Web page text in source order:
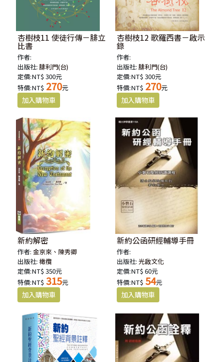
杏樹枝11 使徒行傳－腓立
比書
作者:
出版社:腓利門(台)
定價:NT$ 300元
特價:NT$ 270元
杏樹枝12 歌羅西書－啟示
錄
作者:
出版社:腓利門(台)
定價:NT$ 300元
特價:NT$ 270元
新約解密
作者:金京來、陳秀卿
出版社:橄欖
定價:NT$ 350元
特價:NT$ 315元
新約公函研經輔導手冊
作者:
出版社:光啟文化
定價:NT$ 60元
特價:NT$ 54元